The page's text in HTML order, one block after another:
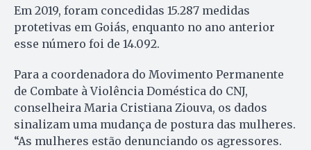
Em 2019, foram concedidas 15.287 medidas
protetivas em Goiás, enquanto no ano anterior
esse número foi de 14.092.
Para a coordenadora do Movimento Permanente
de Combate à Violência Doméstica do CNJ,
conselheira Maria Cristiana Ziouva, os dados
sinalizam uma mudança de postura das mulheres.
“As mulheres estão denunciando os agressores.